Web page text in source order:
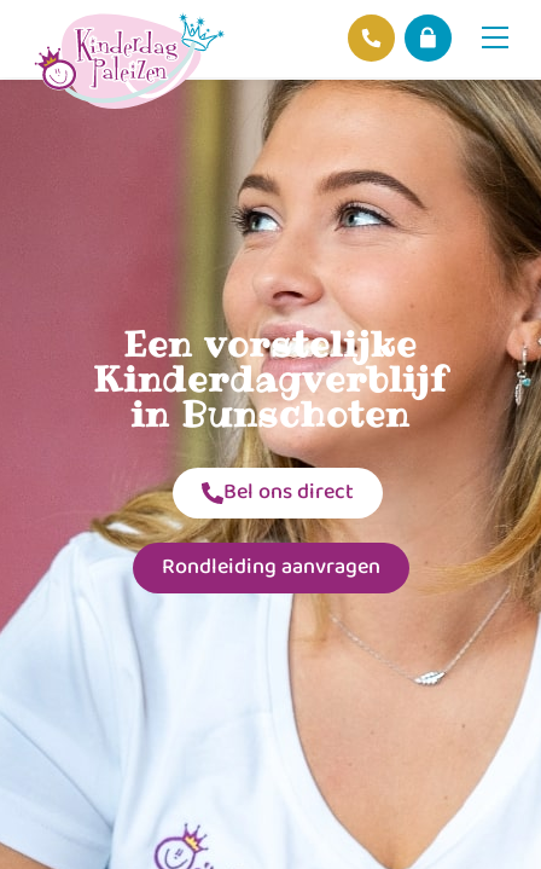
Een vorstelijke
Kinderdagverblijf
in Bunschoten
Bel ons direct
Rondleiding aanvragen